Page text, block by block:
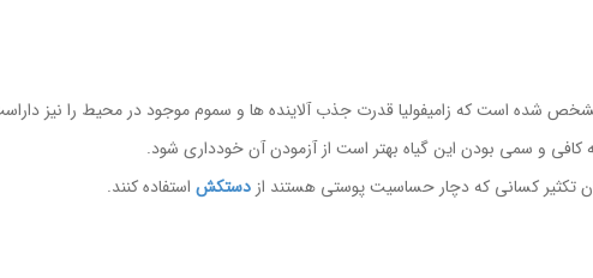
شده است که زامیفولیا قدرت جذب آلاینده ها و سموم موجود در محیط را نیز داراست.
کافی و سمی بودن این گیاه بهتر است از آزمودن آن خودداری شود.
تکثیر کسانی که دچار حساسیت پوستی هستند از دستکش استفاده کنند.